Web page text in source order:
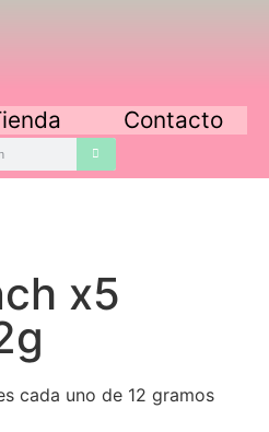
Contacto
x5
cada uno de 12 gramos